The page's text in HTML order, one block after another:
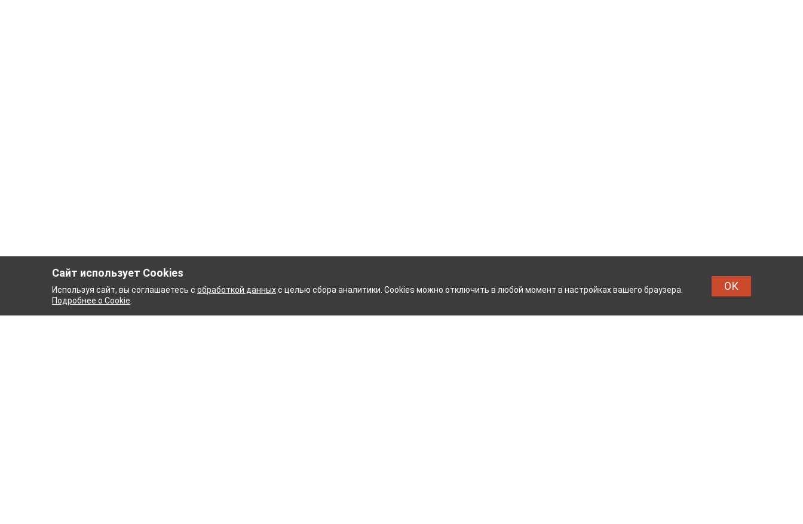
Сайт использует Cookies
Используя сайт, вы соглашаетесь с обработкой данныхс целью сбора аналитики. Cookies можно отключить в любой момент в настройках вашего браузера.
Подробнее о Cookie
ОК